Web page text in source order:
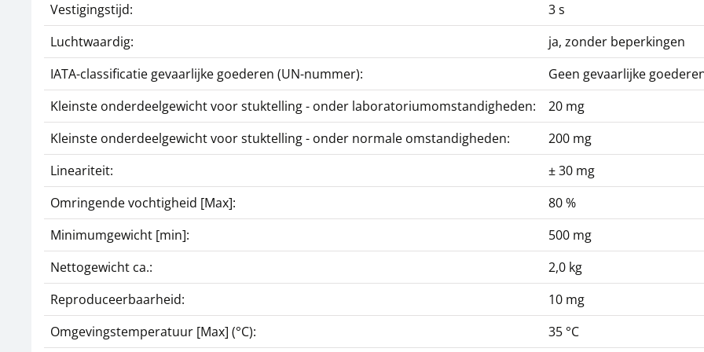
Vestigingstijd:
3 s
Luchtwaardig:
ja, zonder beperkingen
IATA-classificatie gevaarlijke goederen (UN-nummer):
Geen gevaarlijke
Kleinste onderdeelgewicht voor stuktelling - onder laboratoriumomstandigheden:
20 mg
Kleinste onderdeelgewicht voor stuktelling - onder normale omstandigheden:
200 mg
Lineariteit:
± 30 mg
Omringende vochtigheid [Max]:
80 %
Minimumgewicht [min]:
500 mg
Nettogewicht ca.:
2,0 kg
Reproduceerbaarheid:
10 mg
Omgevingstemperatuur [Max] (°C):
35 °C